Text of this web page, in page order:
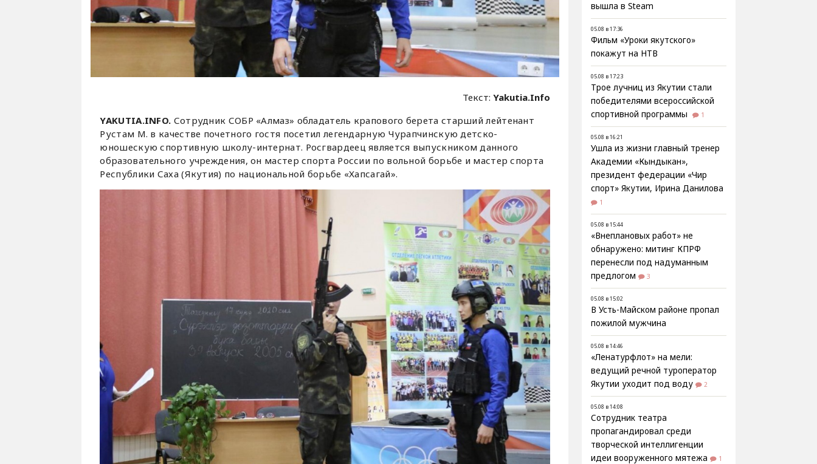
Текст:Yakutia.Info
YAKUTIA.INFO. Сотрудник СОБР «Алмаз» обладатель крапового берета старший лейтенант
Рустам М. в качестве почетного гостя посетил легендарную Чурапчинскую детско-
юношескую спортивную школу-интернат. Росгвардеец является выпускником данного
образовательного учреждения, он мастер спорта России по вольной борьбе и мастер спорта
Республики Саха (Якутия) по национальной борьбе «Хапсагай».
вышла в Steam
05.08 в 17:36
Фильм «Уроки якутского»
покажут на НТВ
05.08 в 17:23
Трое лучниц из Якутии стали
победителями всероссийской
спортивной программы
1
05.08 в 16:21
Ушла из жизни главный тренер
Академии «Кындыкан»,
президент федерации «Чир
спорт» Якутии, Ирина Данилова
1
05.08 в 15:44
«Внеплановых работ» не
обнаружено: митинг КПРФ
перенесли под надуманным
предлогом
3
05.08 в 15:02
В Усть-Майском районе пропал
пожилой мужчина
05.08 в 14:46
«Ленатурфлот» на мели:
ведущий речной туроператор
Якутии уходит под воду
2
05.08 в 14:08
Сотрудник театра
пропагандировал среди
творческой интеллигенции
идеи вооруженного мятежа
1